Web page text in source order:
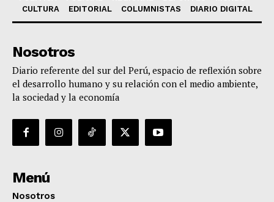
CULTURA
EDITORIAL COLUMNISTAS DIARIO DIGITAL
Nosotros
Diario referente del sur del Perú, espacio de reflexión sobre
el desarrollo humano y su relación con el medio ambiente,
la sociedad y la economía
Menú
Nosotros